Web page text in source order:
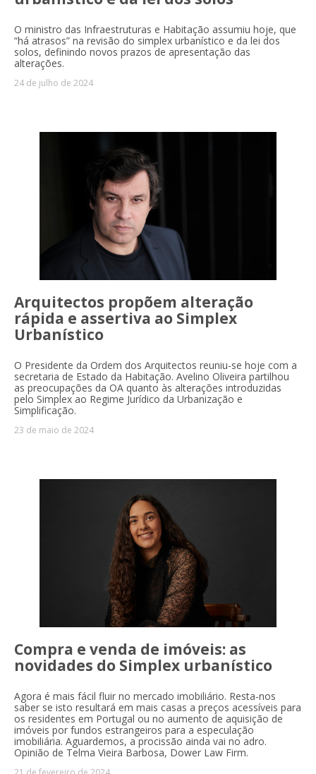
O ministro das Infraestruturas e Habitação assumiu hoje, que
“há atrasos” na revisão do simplex urbanístico e da lei dos
solos, definindo novos prazos de apresentação das
alterações.
24 de julho de 2024
Arquitectos propõem alteração
rápida e assertiva ao Simplex
Urbanístico
O Presidente da Ordem dos Arquitectos reuniu-se hoje com a
secretaria de Estado da Habitação. Avelino Oliveira partilhou
as preocupações da OA quanto às alterações introduzidas
pelo Simplex ao Regime Jurídico da Urbanização e
Simplificação.
23 de maio de 2024
Compra e venda de imóveis: as
novidades do Simplex urbanístico
Agora é mais fácil fluir no mercado imobiliário. Resta-nos
saber se isto resultará em mais casas a preços acessíveis para
os residentes em Portugal ou no aumento de aquisição de
imóveis por fundos estrangeiros para a especulação
imobiliária. Aguardemos, a procissão ainda vai no adro.
Opinião de Telma Vieira Barbosa, Dower Law Firm.